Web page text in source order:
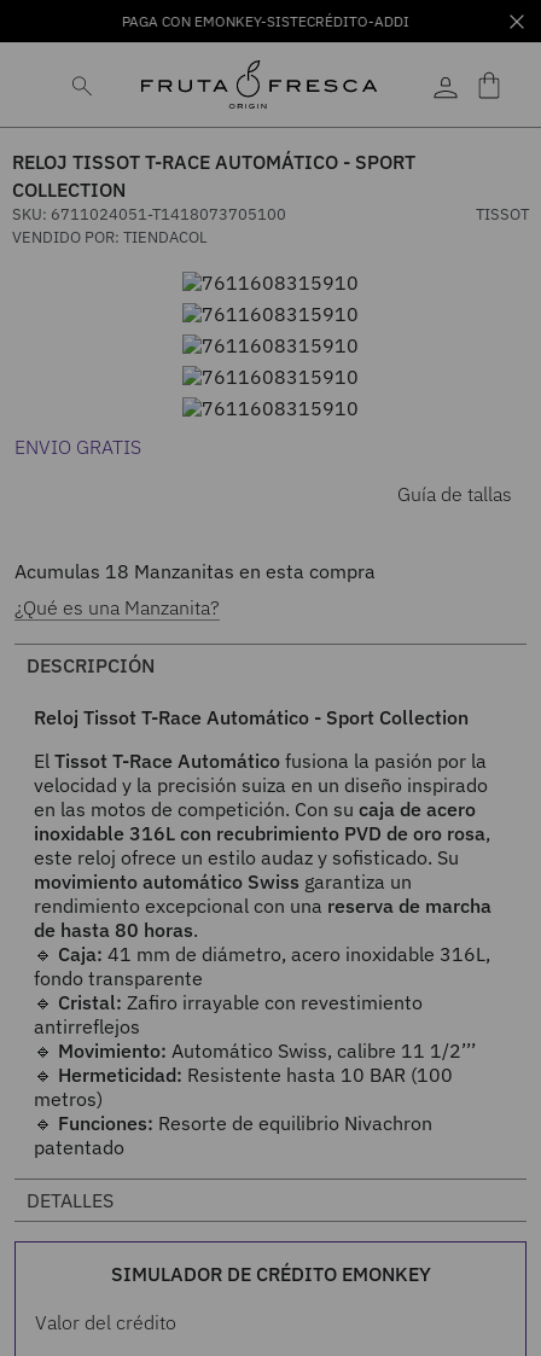
PAGA CON EMONKEY-SISTECRÉDITO-ADDI
RELOJ TISSOT T-RACE AUTOMÁTICO - SPORT
COLLECTION
SKU: 6711024051-T1418073705100
TISSOT
VENDIDO POR: TIENDACOL
ENVIO GRATIS
Guía de tallas
Acumulas 18 Manzanitas en esta compra
¿Qué es una Manzanita?
DESCRIPCIÓN
Reloj Tissot T-Race Automático - Sport Collection
ElTissot T-Race Automático fusiona la pasión por la
velocidad y la precisión suiza en un diseño inspirado
en las motos de competición. Con sucaja de acero
inoxidable 316L con recubrimiento PVD de oro rosa,
este reloj ofrece un estilo audaz y sofisticado. Su
movimiento automático Swiss garantiza un
rendimiento excepcional con una reserva de marcha
de hasta 80 horas.
🔹 Caja: 41 mm de diámetro, acero inoxidable 316L,
fondo transparente
🔹 Cristal: Zafiro irrayable con revestimiento
antirreflejos
🔹 Movimiento: Automático Swiss, calibre 11 1/2’’’
🔹 Hermeticidad: Resistente hasta 10 BAR (100
metros)
🔹 Funciones: Resorte de equilibrio Nivachron
patentado
DETALLES
SIMULADOR DE CRÉDITO EMONKEY
Valor del crédito